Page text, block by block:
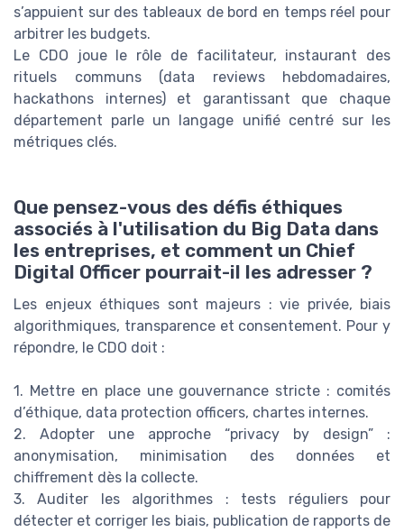
s’appuient sur des tableaux de bord en temps réel pour
arbitrer les budgets.
Le CDO joue le rôle de facilitateur, instaurant des
rituels communs (data reviews hebdomadaires,
hackathons internes) et garantissant que chaque
département parle un langage unifié centré sur les
métriques clés.
Que pensez-vous des défis éthiques
associés à l'utilisation du Big Data dans
les entreprises, et comment un Chief
Digital Officer pourrait-il les adresser ?
Les enjeux éthiques sont majeurs : vie privée, biais
algorithmiques, transparence et consentement. Pour y
répondre, le CDO doit :
1. Mettre en place une gouvernance stricte : comités
d’éthique, data protection officers, chartes internes.
2. Adopter une approche “privacy by design” :
anonymisation, minimisation des données et
chiffrement dès la collecte.
3. Auditer les algorithmes : tests réguliers pour
détecter et corriger les biais, publication de rapports de